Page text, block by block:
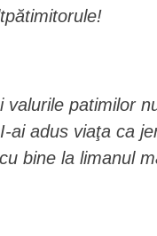
patimilor
ai adus viaţa ca
bine la limanul